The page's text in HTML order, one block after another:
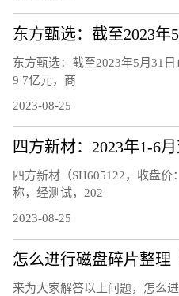
东方甄选：截至2023年5月31
9 7亿元，商
2023-08-25
四方新材（SH605122，收盘
称，经测试，202
2023-08-25
怎么进行磁盘碎片整理
来为大家解答以上问题，怎么